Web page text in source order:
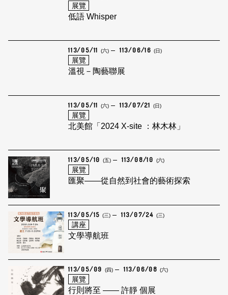
展覽
低語 Whisper
113/05/11 (六) 113/06/16 (日)
展覽
溫視－陶藝聯展
113/05/11 (六) 113/07/21 (日)
展覽
北美館「2024 X-site ：林木林」
113/05/10 (五) 113/08/10 (六)
展覽
匯聚——從自然到社會的藝術探索
113/05/15 (三) 113/07/24 (三)
講座
文學導航班
113/05/09 (四) 113/06/08 (六)
展覽
行則將至 —— 許靜 個展